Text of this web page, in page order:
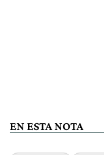
EN ESTA NOTA